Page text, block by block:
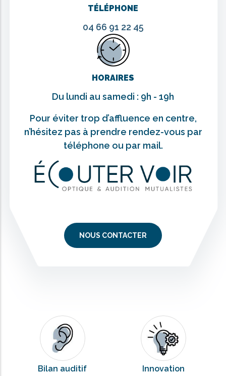
TÉLÉPHONE
04 66 91 22 45
HORAIRES
Du lundi au samedi : 9h - 19h
Pour éviter trop d’affluence en centre,
n’hésitez pas à prendre rendez-vous par
téléphone ou par mail.
NOUS CONTACTER
Bilan auditif Innovation